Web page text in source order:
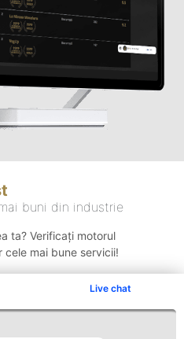
Live chat
buni din industrie
ta? Verificați motorul
cele mai bune servicii!